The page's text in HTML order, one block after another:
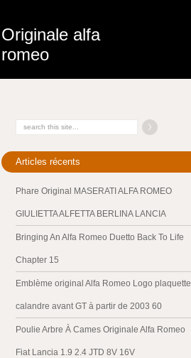
Originale alfa
romeo
Articles récents
Phare Original MASERATI ALFA ROMEO
GIULIETTA ALFETTA BERLINA LANCIA
Bringing An Alfa Romeo Duetto Back To Life
Chapter 15
Emblème original Alfa Romeo Logo plaquette
calandre avant GT à partir de 2003 60
Poulie Arbre À Cames Originale Alfa Romeo
Fiat Lancia 1.9 2.4 JTD 8V 16V